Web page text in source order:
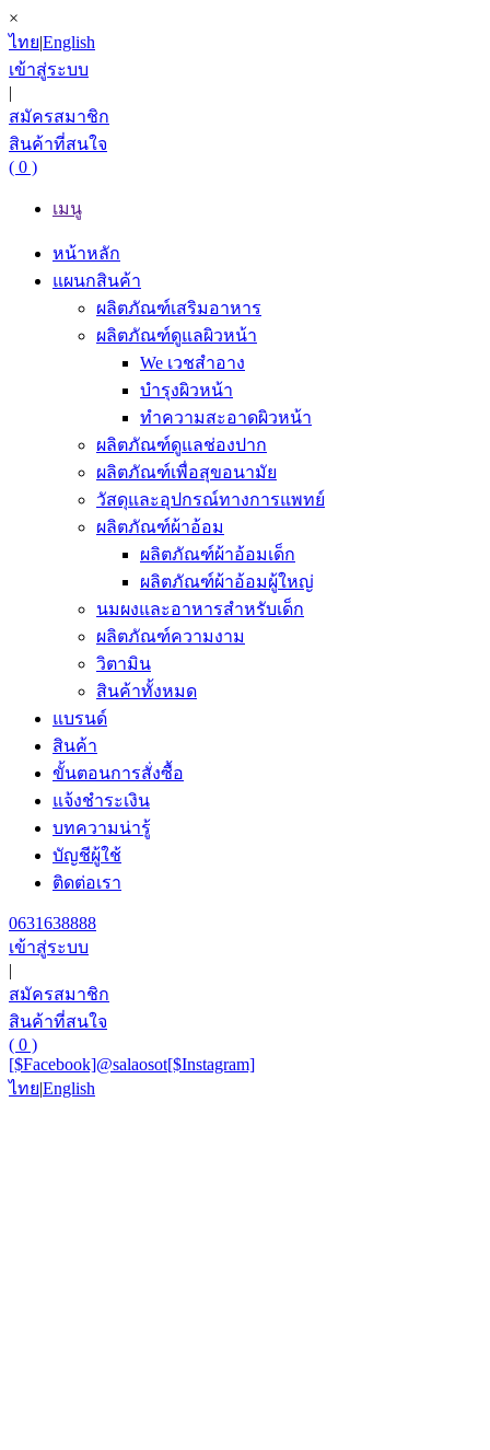
×
ไทย|English
เข้าสู่ระบบ
|
สมัครสมาชิก
สินค้าที่สนใจ
( 0 )
เมนู
หน้าหลัก
แผนกสินค้า
ผลิตภัณฑ์เสริมอาหาร
ผลิตภัณฑ์ดูแลผิวหน้า
We เวชสำอาง
บำรุงผิวหน้า
ทำความสะอาดผิวหน้า
ผลิตภัณฑ์ดูแลช่องปาก
ผลิตภัณฑ์เพื่อสุขอนามัย
วัสดุและอุปกรณ์ทางการแพทย์
ผลิตภัณฑ์ผ้าอ้อม
ผลิตภัณฑ์ผ้าอ้อมเด็ก
ผลิตภัณฑ์ผ้าอ้อมผู้ใหญ่
นมผงและอาหารสำหรับเด็ก
ผลิตภัณฑ์ความงาม
วิตามิน
สินค้าทั้งหมด
แบรนด์
สินค้า
ขั้นตอนการสั่งซื้อ
แจ้งชำระเงิน
บทความน่ารู้
บัญชีผู้ใช้
ติดต่อเรา
0631638888
เข้าสู่ระบบ
|
สมัครสมาชิก
สินค้าที่สนใจ
( 0 )
[$Facebook]@salaosot[$Instagram]
ไทย|English